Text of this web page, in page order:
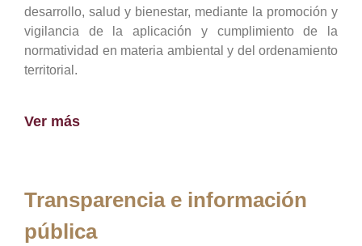
desarrollo, salud y bienestar, mediante la promoción y
vigilancia de la aplicación y cumplimiento de la
normatividad en materia ambiental y del ordenamiento
territorial.
Ver más
Transparencia e información
pública